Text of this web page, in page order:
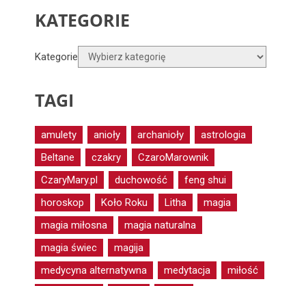
KATEGORIE
Kategorie
TAGI
amulety anioły archanioły
astrologia
Beltane
czakry
CzaroMarownik
CzaryMary.pl
duchowość
feng shui
horoskop
Koło Roku Litha
magia
magia miłosna
magia naturalna
magia świec
magija
medycyna alternatywna
medytacja
miłość